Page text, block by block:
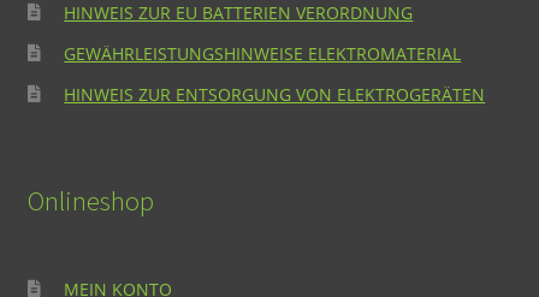
HINWEIS ZUR EU BATTERIEN VERORDNUNG
GEWÄHRLEISTUNGSHINWEISE ELEKTROMATERIAL
HINWEIS ZUR ENTSORGUNG VON ELEKTROGERÄTEN
Onlineshop
MEIN KONTO